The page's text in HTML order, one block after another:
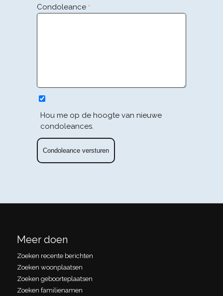
Condoleance *
Hou me op de hoogte van nieuwe
condoleances.
Meer doen
Zoeken recente berichten
Zoeken woonplaatsen
Zoeken geboorteplaatsen
Zoeken familienamen